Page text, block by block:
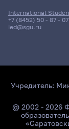
International
+7 (8452) 50 - 87 - 07,
ied@sgu.ru
Учредитель:
@ 2002 - 2026